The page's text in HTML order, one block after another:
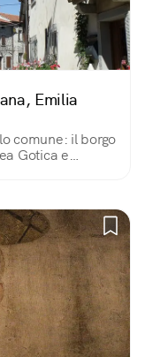
Emilia
comune: il borgo
Gotica e